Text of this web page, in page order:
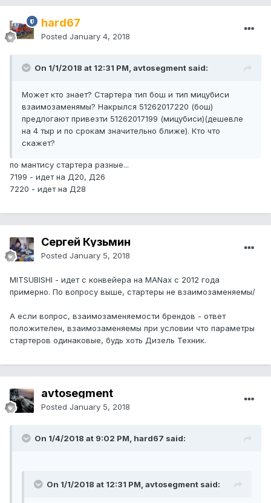
hard67
Posted January 4, 2018
On 1/1/2018 at 12:31 PM, avtosegment said:
Может кто знает? Стартера тип бош и тип мицубиси
взаимозаменямы? Накрылся 51262017220 (бош)
предлогают привезти 51262017199 (мицубиси)(дешевле
на 4 тыр и по срокам значительно ближе). Кто что
скажет?
по мантису стартера разные...
7199 - идет на Д20, Д26
7220 - идет на Д28
Сергей Кузьмин
Posted January 5, 2018
MITSUBISHI - идет с конвейера на MANах с 2012 года
примерно. По вопросу выше, стартеры не взаимозаменяемы/
А если вопрос, взаимозаменяемости брендов - ответ
положителен, взаимозаменяемы при условии что параметры
стартеров одинаковые, будь хоть Дизель Техник.
avtosegment
Posted January 5, 2018
On 1/4/2018 at 9:02 PM, hard67 said:
On 1/1/2018 at 12:31 PM, avtosegment said: